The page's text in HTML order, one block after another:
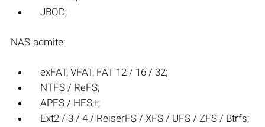
JBOD;
NAS admite:
exFAT, VFAT, FAT 12 / 16 / 32;
NTFS / ReFS;
APFS / HFS+;
Ext2 / 3 / 4 / ReiserFS / XFS / UFS / ZFS / Btrfs;